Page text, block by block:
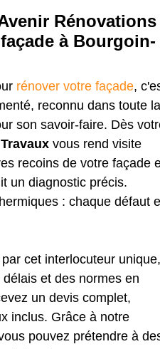
Rénovations
à Bourgoin-
rénover votre façade,
reconnu dans toute la
son savoir-faire. Dès
vous rend visite
recoins de votre façade
un diagnostic précis.
: chaque défaut
cet interlocuteur unique,
et des normes en
un devis complet,
inclus. Grâce à notre
pouvez prétendre à